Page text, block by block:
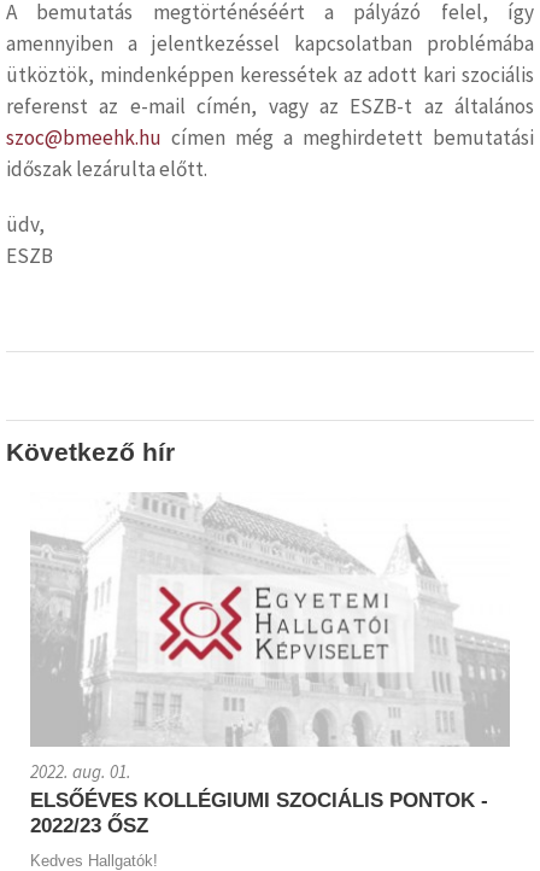
A bemutatás megtörténéséért a pályázó felel, így
amennyiben a jelentkezéssel kapcsolatban problémába
ütköztök, mindenképpen keressétek az adott kari szociális
referenst az e-mail címén, vagy az ESZB-t az általános
szoc@bmeehk.hu címen még a meghirdetett bemutatási
időszak lezárulta előtt.
üdv,
ESZB
Következő hír
2022. aug. 01.
ELSŐÉVES KOLLÉGIUMI SZOCIÁLIS PONTOK -
2022/23 ŐSZ
Kedves Hallgatók!